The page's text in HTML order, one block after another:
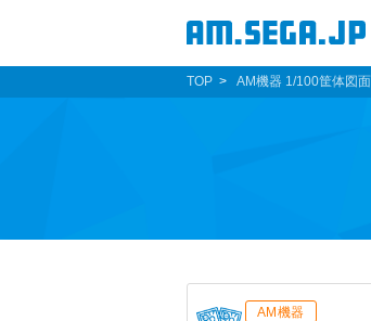
TOP AM機器 1/100筐体図
AM機器